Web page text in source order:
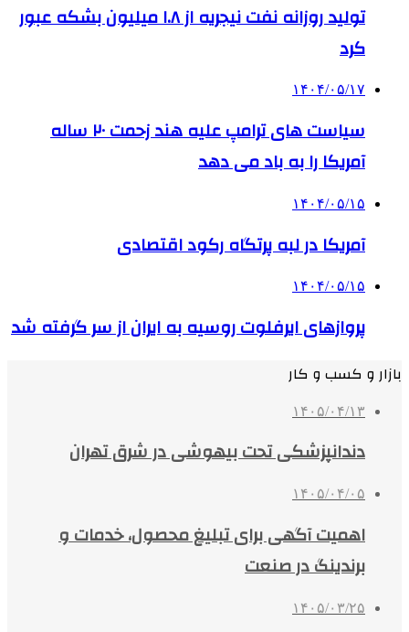
تولید روزانه نفت نیجریه از ۱.۸ میلیون بشکه عبور
کرد
۱۴۰۴/۰۵/۱۷
سیاست های ترامپ علیه هند زحمت ۲۰ ساله
آمریکا را به باد می دهد
۱۴۰۴/۰۵/۱۵
آمریکا در لبه پرتگاه رکود اقتصادی
۱۴۰۴/۰۵/۱۵
پروازهای ایرفلوت روسیه به ایران از سر گرفته شد
بازار و کسب و کار
۱۴۰۵/۰۴/۱۳
دندانپزشکی تحت بیهوشی در شرق تهران
۱۴۰۵/۰۴/۰۵
اهمیت آگهی برای تبلیغ محصول، خدمات و
برندینگ در صنعت
۱۴۰۵/۰۳/۲۵